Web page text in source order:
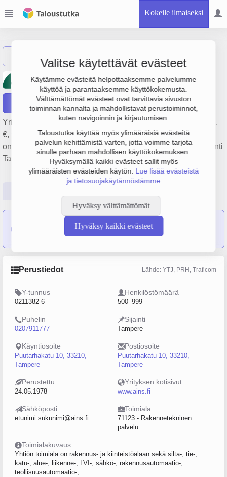
Kokeile ilmaiseksi
Valitse käytettävät evästeet
Käytämme evästeitä helpottaaksemme palvelumme
käyttöä ja parantaaksemme käyttökokemusta.
Välttämättömät evästeet ovat tarvittavia sivuston
toiminnan kannalta ja mahdollistavat perustoiminnot,
kuten navigoinnin ja kirjautumisen.
Taloustutka käyttää myös ylimääräisiä evästeitä
palvelun kehittämistä varten, jotta voimme tarjota
sinulle parhaan mahdollisen käyttökokemuksen.
Hyväksymällä kaikki evästeet sallit myös
ylimääräisten evästeiden käytön. Lue lisää evästeistä
ja tietosuojakäytännöstämme
Hyväksy välttämättömät
Hyväksy kaikki evästeet
A-Insinöörit Suunnittelu Oy
Raportit
Yrityksen A-Insinöörit Suunnittelu Oy liikevaihto on 97.7 milj.
€, tulos 7.6 milj. € ja henkilöstömäärä 925. Sen päätoimiala
on Rakennetekninen palvelu, perustamisvuosi 1978 ja sijainti
Tampere. Yrityksen yhtiömuoto Osakeyhtiö (OY).
on sulautunut yritykseen A-Insinöörit Suunnittelu
Perustiedot Lähde: YTJ, PRH, Traficom
Y-tunnus
0211382-6
Henkilöstömäärä
500–999
Puhelin
0207911777
Sijainti
Tampere
Käyntiosoite
Puutarhakatu 10, 33210,
Tampere
Postiosoite
Puutarhakatu 10, 33210,
Tampere
Perustettu
24.05.1978
Yrityksen kotisivut
www.ains.fi
Sähköposti
etunimi.sukunimi@ains.fi
Toimiala
71123 - Rakennetekninen
palvelu
Toimialakuvaus
Yhtiön toimiala on rakennus- ja kiinteistöalaan sekä silta-, tie-,
katu-, alue-, liikenne-, LVI-, sähkö-, rakennusautomaatio-,
teollisuusautomaatio-,